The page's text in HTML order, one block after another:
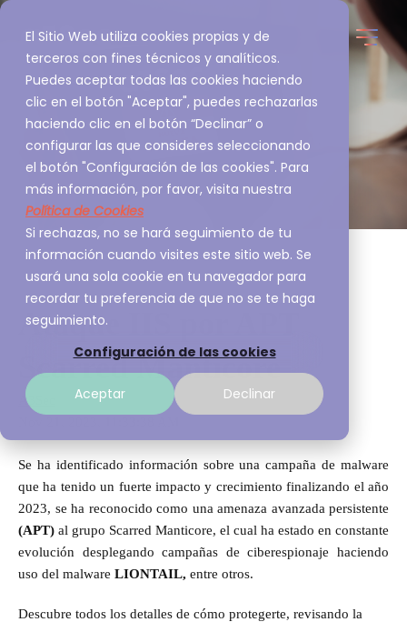
El Sitio Web utiliza cookies propias y de
terceros con fines técnicos y analíticos.
Puedes aceptar todas las cookies haciendo
clic en el botón "Aceptar", puedes rechazarlas
haciendo clic en el botón “Declinar” o
configurar las que consideres seleccionando
el botón "Configuración de las cookies". Para
más información, por favor, visita nuestra
Política de Cookies
Si rechazas, no se hará seguimiento de tu
información cuando visites este sitio web. Se
usará una sola cookie en tu navegador para
recordar tu preferencia de que no se te haga
seguimiento.
Configuración de las cookies
Aceptar Declinar
Ataque IIS por APT
Scarred Manticore
A3Sec
Se ha identificado información sobre una campaña de malware
que ha tenido un fuerte impacto y crecimiento finalizando el año
2023, se ha reconocido como una amenaza avanzada persistente
(APT) al grupo Scarred Manticore, el cual ha estado en constante
evolución desplegando campañas de ciberespionaje haciendo
uso del malware LIONTAIL, entre otros.
Descubre todos los detalles de cómo protegerte, revisando la